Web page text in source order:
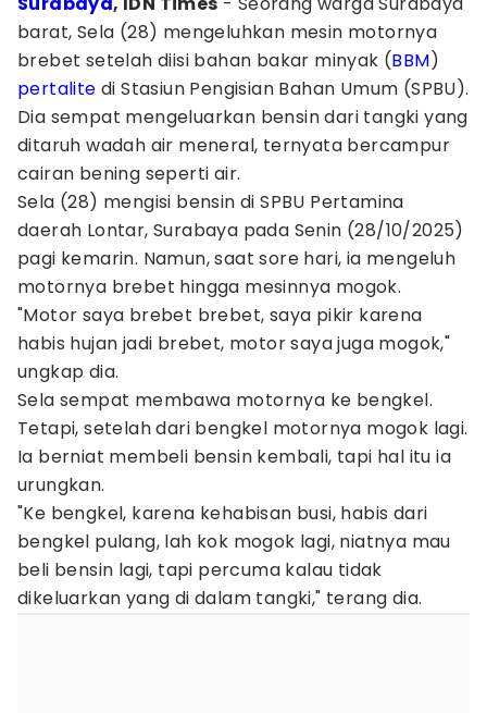
barat, Sela (28) mengeluhkan mesin motornya
brebet setelah diisi bahan bakar minyak (BBM)
pertalite di Stasiun Pengisian Bahan Umum (SPBU).
Dia sempat mengeluarkan bensin dari tangki yang
ditaruh wadah air meneral, ternyata bercampur
cairan bening seperti air.
Sela (28) mengisi bensin di SPBU Pertamina
daerah Lontar, Surabaya pada Senin (28/10/2025)
pagi kemarin. Namun, saat sore hari, ia mengeluh
motornya brebet hingga mesinnya mogok.
"Motor saya brebet brebet, saya pikir karena
habis hujan jadi brebet, motor saya juga mogok,"
ungkap dia.
Sela sempat membawa motornya ke bengkel.
Tetapi, setelah dari bengkel motornya mogok lagi.
Ia berniat membeli bensin kembali, tapi hal itu ia
urungkan.
"Ke bengkel, karena kehabisan busi, habis dari
bengkel pulang, lah kok mogok lagi, niatnya mau
beli bensin lagi, tapi percuma kalau tidak
dikeluarkan yang di dalam tangki," terang dia.